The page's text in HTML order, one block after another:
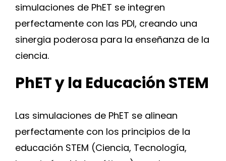
simulaciones de PhET se integren
perfectamente con las PDI, creando una
sinergia poderosa para la enseñanza de la
ciencia.
PhET y la Educación STEM
Las simulaciones de PhET se alinean
perfectamente con los principios de la
educación STEM (Ciencia, Tecnología,